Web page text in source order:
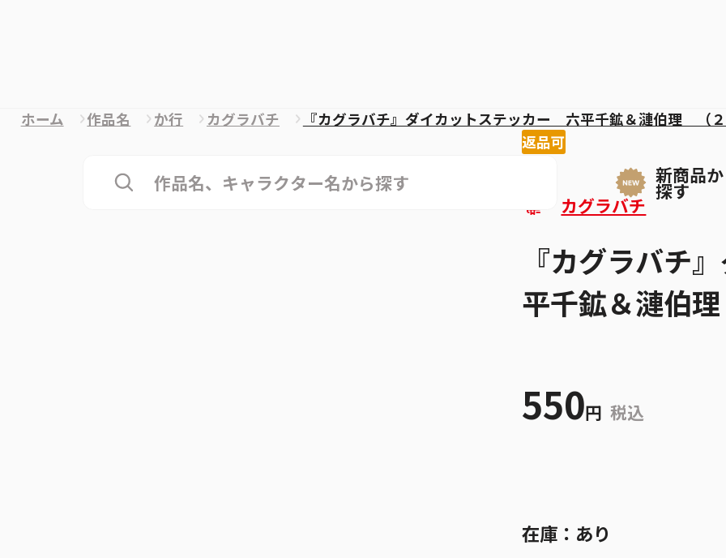
新商品
探す
ホーム 作品名 か行 カグラバチ 『カグラバチ』ダイカットステッカー 六平千鉱＆漣伯理 （
返品可
カグラバチ
『カグラバチ
平千鉱＆漣伯
550円 税込
在庫： あり